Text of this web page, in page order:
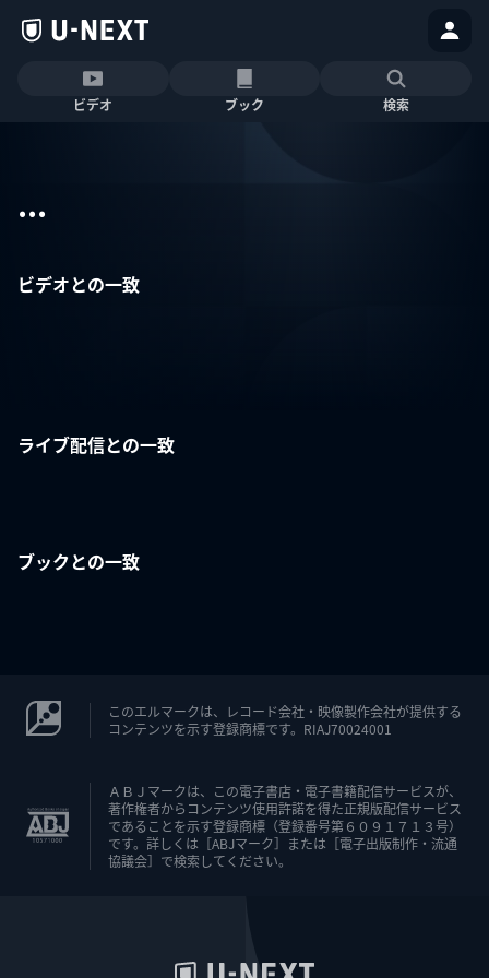
ビデオ ブック 検索
...
ビデオとの一致
ライブ配信との一致
ブックとの一致
このエルマークは、レコード会社・映像製作会社が提供する
コンテンツを示す登録商標です。RIAJ70024001
ＡＢＪマークは、この電子書店・電子書籍配信サービスが、
著作権者からコンテンツ使用許諾を得た正規版配信サービス
であることを示す登録商標（登録番号第６０９１７１３号）
です。詳しくは［ABJマーク］または［電子出版制作・流通
協議会］で検索してください。